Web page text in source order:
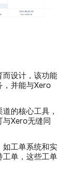
而设计，该功能
，并能与Xero
的核心工具，
与Xero无缝同
如工单系统和实
工单，这些工单